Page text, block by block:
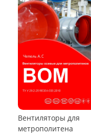
Вентилятор
Вентилятор В06-
Вентилятор В1,0-